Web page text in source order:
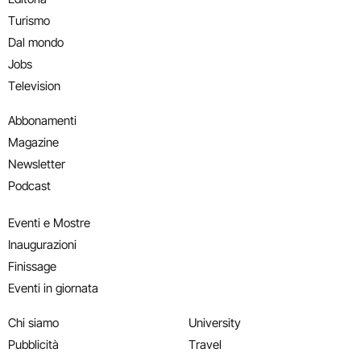
Turismo
Dal mondo
Jobs
Television
Abbonamenti
Magazine
Newsletter
Podcast
Eventi e Mostre
Inaugurazioni
Finissage
Eventi in giornata
Chi siamo
Pubblicità
University
Travel